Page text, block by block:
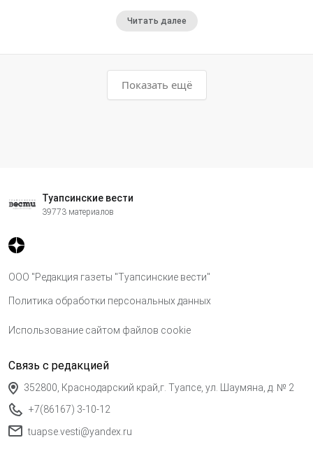
Читать далее
Показать ещё
Туапсинские вести
39773 материалов
ООО "Редакция газеты "Туапсинские вести"
Политика обработки персональных данных
Использование сайтом файлов cookie
Связь с редакцией
352800, Краснодарский край,г. Туапсе, ул. Шаумяна, д. № 2
+7(86167) 3-10-12
tuapse.vesti@yandex.ru